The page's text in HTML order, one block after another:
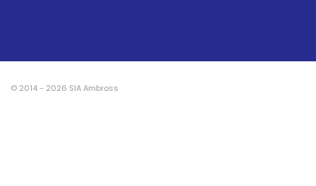
© 2014 - 2026 SIA Ambross